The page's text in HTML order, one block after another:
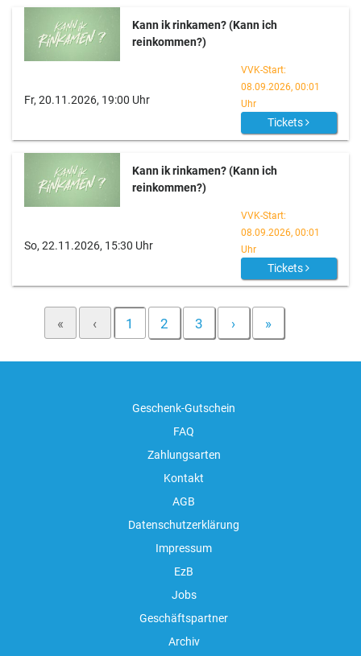
Kann ik rinkamen? (Kann ich
reinkommen?)
Fr, 20.11.2026, 19:00 Uhr
VVK-Start:
08.09.2026, 00:01
Uhr
Tickets
Kann ik rinkamen? (Kann ich
reinkommen?)
So, 22.11.2026, 15:30 Uhr
VVK-Start:
08.09.2026, 00:01
Uhr
Tickets
« ‹ 1 2 3 › »
Geschenk-Gutschein
FAQ
Zahlungsarten
Kontakt
AGB
Datenschutzerklärung
Impressum
EzB
Jobs
Geschäftspartner
Archiv